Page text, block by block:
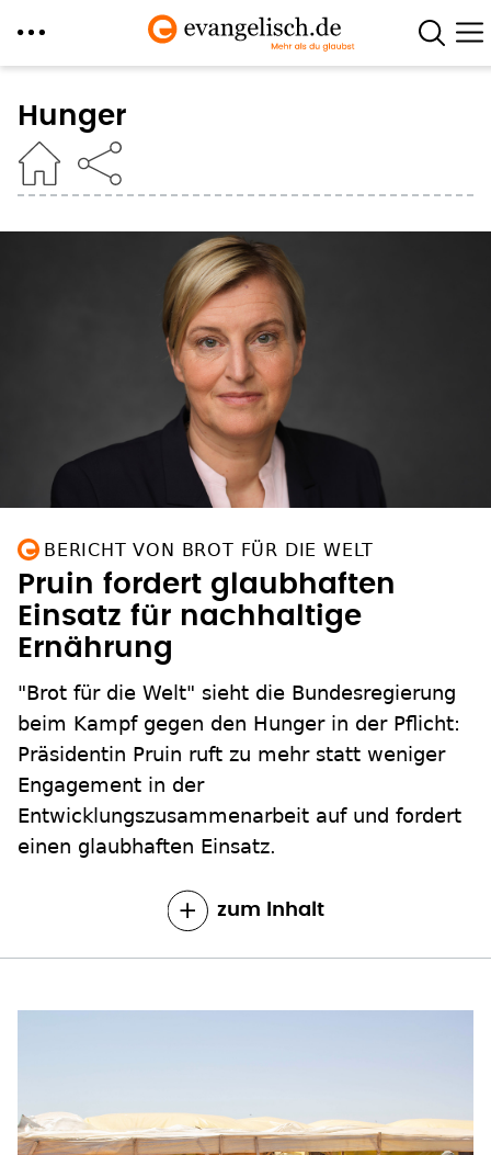
zum
Inhalt
Hunger
BERICHT VON BROT FÜR DIE WELT
Pruin fordert glaubhaften
Einsatz für nachhaltige
Ernährung
"Brot für die Welt" sieht die Bundesregierung
beim Kampf gegen den Hunger in der Pflicht:
Präsidentin Pruin ruft zu mehr statt weniger
Engagement in der
Entwicklungszusammenarbeit auf und fordert
einen glaubhaften Einsatz.
zum Inhalt